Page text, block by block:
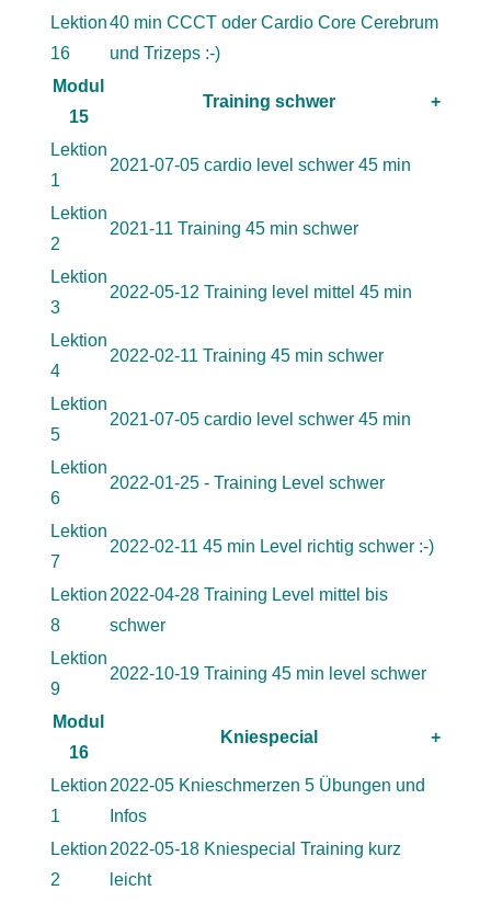
Lektion
16
40 min CCCT oder Cardio Core Cerebrum
und Trizeps :-)
Modul
15
Training schwer +
Lektion
1
2021-07-05 cardio level schwer 45 min
Lektion
2
2021-11 Training 45 min schwer
Lektion
3
2022-05-12 Training level mittel 45 min
Lektion
4
2022-02-11 Training 45 min schwer
Lektion
5
2021-07-05 cardio level schwer 45 min
Lektion
6
2022-01-25 - Training Level schwer
Lektion
7
2022-02-11 45 min Level richtig schwer :-)
Lektion
8
2022-04-28 Training Level mittel bis
schwer
Lektion
9
2022-10-19 Training 45 min level schwer
Modul
16
Kniespecial +
Lektion
1
2022-05 Knieschmerzen 5 Übungen und
Infos
Lektion
2
2022-05-18 Kniespecial Training kurz
leicht